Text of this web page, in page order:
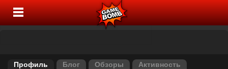
Профиль Блог Обзоры
Активность